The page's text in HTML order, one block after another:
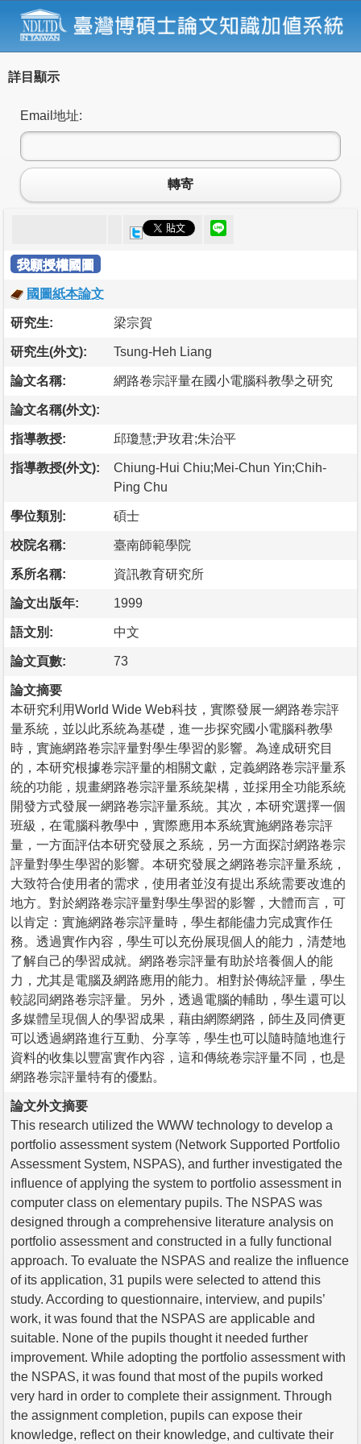
詳目顯示
Email地址:
轉寄
我願授權國圖
國圖紙本論文
研究生: 梁宗賀
研究生(外文): Tsung-Heh Liang
論文名稱: 網路卷宗評量在國小電腦科教學之研究
論文名稱(外文):
指導教授: 邱瓊慧;尹玫君;朱治平
指導教授(外文):
Chiung-Hui Chiu;Mei-Chun Yin;Chih-
Ping Chu
學位類別: 碩士
校院名稱: 臺南師範學院
系所名稱: 資訊教育研究所
論文出版年: 1999
語文別: 中文
論文頁數: 73
論文摘要
本研究利用World Wide Web科技，實際發展一網路卷宗評
量系統，並以此系統為基礎，進一步探究國小電腦科教學
時，實施網路卷宗評量對學生學習的影響。為達成研究目
的，本研究根據卷宗評量的相關文獻，定義網路卷宗評量系
統的功能，規畫網路卷宗評量系統架構，並採用全功能系統
開發方式發展一網路卷宗評量系統。其次，本研究選擇一個
班級，在電腦科教學中，實際應用本系統實施網路卷宗評
量，一方面評估本研究發展之系統，另一方面探討網路卷宗
評量對學生學習的影響。本研究發展之網路卷宗評量系統，
大致符合使用者的需求，使用者並沒有提出系統需要改進的
地方。對於網路卷宗評量對學生學習的影響，大體而言，可
以肯定：實施網路卷宗評量時，學生都能儘力完成實作任
務。透過實作內容，學生可以充份展現個人的能力，清楚地
了解自己的學習成就。網路卷宗評量有助於培養個人的能
力，尤其是電腦及網路應用的能力。相對於傳統評量，學生
較認同網路卷宗評量。另外，透過電腦的輔助，學生還可以
多媒體呈現個人的學習成果，藉由網際網路，師生及同儕更
可以透過網路進行互動、分享等，學生也可以隨時隨地進行
資料的收集以豐富實作內容，這和傳統卷宗評量不同，也是
網路卷宗評量特有的優點。
論文外文摘要
This research utilized the WWW technology to develop a
portfolio assessment system (Network Supported Portfolio
Assessment System, NSPAS), and further investigated the
influence of applying the system to portfolio assessment in
computer class on elementary pupils. The NSPAS was
designed through a comprehensive literature analysis on
portfolio assessment and constructed in a fully functional
approach. To evaluate the NSPAS and realize the influence
of its application, 31 pupils were selected to attend this
study. According to questionnaire, interview, and pupils’
work, it was found that the NSPAS are applicable and
suitable. None of the pupils thought it needed further
improvement. While adopting the portfolio assessment with
the NSPAS, it was found that most of the pupils worked
very hard in order to complete their assignment. Through
the assignment completion, pupils can expose their
knowledge, reflect on their knowledge, and cultivate their